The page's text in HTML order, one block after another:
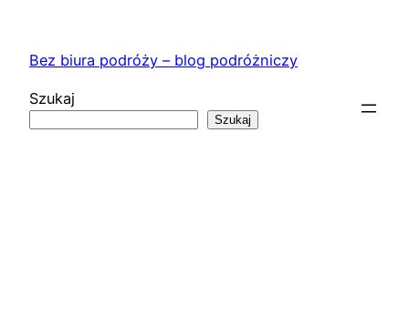
treściBez biura podróży – blog podróżniczy
Szukaj
Szukaj